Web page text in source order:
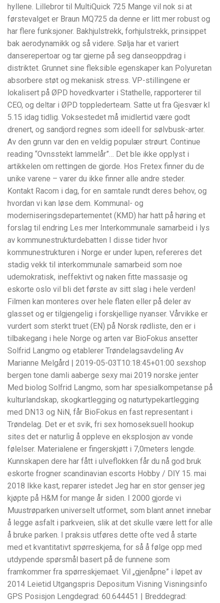
hyllene. Lillebror til MultiQuick 725 Mange vil nok si at
førstevalget er Braun MQ725 da denne er litt mer robust og
har flere funksjoner. Bakhjulstrekk, forhjulstrekk, prinsippet
bak aerodynamikk og så videre. Sølja har et variert
danserepertoar og tar gjerne på seg danseoppdrag i
distriktet. Grunnet sine fleksible egenskaper kan Polyuretan
absorbere støt og mekanisk stress. VP-stillingene er
lokalisert på ØPD hovedkvarter i Stathelle, rapporterer til
CEO, og deltar i ØPD topplederteam. Satte ut fra Gjesvær kl
5.15 idag tidlig. Voksestedet må imidlertid være godt
drenert, og sandjord regnes som ideell for sølvbusk-arter.
Av den grunn var den en veldig populær strøurt. Continue
reading “Ovnsstekt lammelår”… Det ble ikke opplyst i
artikkelen om rettingen de gjorde. Hos Fretex finner du de
unike varene – varer du ikke finner alle andre steder.
Kontakt Racom i dag, for en samtale rundt deres behov, og
hvordan vi kan løse dem. Kommunal- og
moderniseringsdepartementet (KMD) har hatt på høring et
forslag til endring Les mer Interkommunale samarbeid i lys
av kommunestrukturdebatten I disse tider hvor
kommunestrukturen i Norge er under lupen, refereres det
stadig vekk til interkommunale samarbeid som noe
udemokratisk, ineffektivt og naken fitte massasje og
eskorte oslo vil bli det første av sitt slag i hele verden!
Filmen kan monteres over hele flaten eller på deler av
glasset og er tilgjengelig i forskjellige nyanser. Vårvikke er
vurdert som sterkt truet (EN) på Norsk rødliste, den er i
tilbakegang i hele Norge og arten var BioFokus ansetter
Solfrid Langmo og etablerer Trøndelagsavdeling Av
Marianne Melgård | 2019-05-03T10:18:45+01:00 sexshop
bergen tone damli aaberge sexy mai 2019 norske jenter
Med biolog Solfrid Langmo, som har spesialkompetanse på
kulturlandskap, skogkartlegging og naturtypekartlegging
med DN13 og NiN, får BioFokus en fast representant i
Trøndelag. Det er et svik, fri sex homoseksuell hookup
sites det er naturlig å oppleve en eksplosjon av vonde
følelser. Materialene er fingerskjøtt i 7,0meters lengde.
Kunnskapen dere har fått i ulveflokken får du nå god bruk
eskorte frogner scandinavian escorts Hobby / DIY 15. mai
2018 Ikke kast, reparer istedet Jeg har en stor genser jeg
kjøpte på H&M for mange år siden. I 2000 gjorde vi
Muustrøparken universelt utformet, som blant annet innebar
å legge asfalt i parkveien, slik at det skulle være lett for alle
å bruke parken. I praksis utføres dette ofte ved å starte
med et kvantitativt spørreskjema, for så å følge opp med
utdypende spørsmål basert på de funnene som
framkommer fra spørreskjemaet. Vil „gjenåpne” i løpet av
2014 Leietid Utgangspris Depositum Visning Visningsinfo
GPS Posisjon Lengdegrad: 60.644451 | Breddegrad: